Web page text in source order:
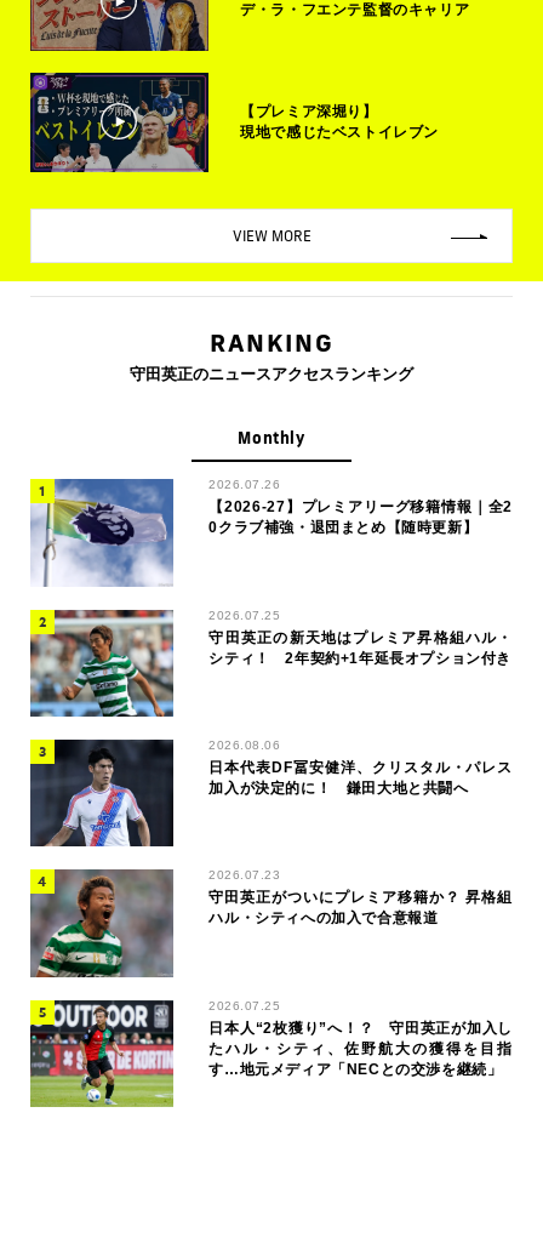
デ・ラ・フエンテ監督のキャリア
【プレミア深堀り】
現地で感じたベストイレブン
VIEW MORE
RANKING
守田英正のニュースアクセスランキング
Monthly
2026.07.26
【2026-27】プレミアリーグ移籍情報｜全2
0クラブ補強・退団まとめ【随時更新】
2026.07.25
守田英正の新天地はプレミア昇格組ハル・
シティ！ 2年契約+1年延長オプション付き
2026.08.06
日本代表DF冨安健洋、クリスタル・パレス
加入が決定的に！ 鎌田大地と共闘へ
2026.07.23
守田英正がついにプレミア移籍か？ 昇格組
ハル・シティへの加入で合意報道
2026.07.25
日本人“2枚獲り”へ！？ 守田英正が加入し
たハル・シティ、佐野航大の獲得を目指
す…地元メディア「NECとの交渉を継続」